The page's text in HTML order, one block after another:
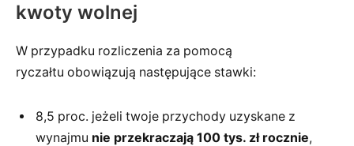
kwoty wolnej
W przypadku rozliczenia za pomocą
ryczałtu obowiązują następujące stawki:
8,5 proc. jeżeli twoje przychody uzyskane z
wynajmu nie przekraczają 100 tys. zł rocznie,